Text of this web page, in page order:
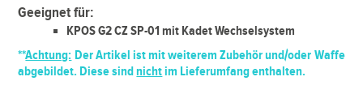
Geeignet für:
KPOS G2 CZ SP-01 mit Kadet Wechselsystem
**Achtung: Der Artikel ist mit weiterem Zubehör und/oder Waffe
abgebildet. Diese sindnichtim Lieferumfang enthalten.